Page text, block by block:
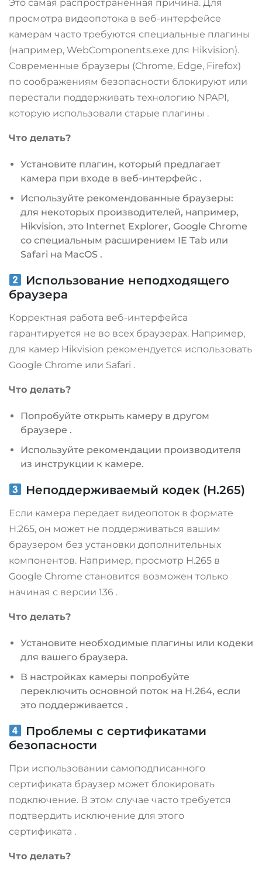
Это самая распространенная причина. Для
просмотра видеопотока в веб-интерфейсе
камерам часто требуются специальные плагины
(например, WebComponents.exe для Hikvision).
Современные браузеры (Chrome, Edge, Firefox)
по соображениям безопасности блокируют или
перестали поддерживать технологию NPAPI,
которую использовали старые плагины .
Что делать?
Установите плагин, который предлагает
камера при входе в веб-интерфейс .
Используйте рекомендованные браузеры:
для некоторых производителей, например,
Hikvision, это Internet Explorer, Google Chrome
со специальным расширением IE Tab или
Safari на MacOS .
Использование неподходящего
браузера
Корректная работа веб-интерфейса
гарантируется не во всех браузерах. Например,
для камер Hikvision рекомендуется использовать
Google Chrome или Safari .
Что делать?
Попробуйте открыть камеру в другом
браузере .
Используйте рекомендации производителя
из инструкции к камере.
Неподдерживаемый кодек (H.265)
Если камера передает видеопоток в формате
H.265, он может не поддерживаться вашим
браузером без установки дополнительных
компонентов. Например, просмотр H.265 в
Google Chrome становится возможен только
начиная с версии 136 .
Что делать?
Установите необходимые плагины или кодеки
для вашего браузера.
В настройках камеры попробуйте
переключить основной поток на H.264, если
это поддерживается .
Проблемы с сертификатами
безопасности
При использовании самоподписанного
сертификата браузер может блокировать
подключение. В этом случае часто требуется
подтвердить исключение для этого
сертификата .
Что делать?